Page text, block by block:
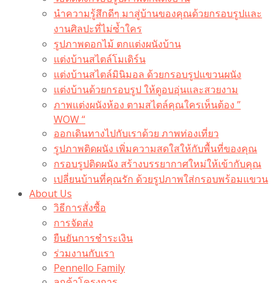
นำความรู้สึกดีๆ มาสู่บ้านของคุณด้วยกรอบรูปและ
งานศิลปะที่ไม่ซ้ำใคร
รูปภาพดอกไม้ ตกแต่งผนังบ้าน
แต่งบ้านสไตล์โมเดิร์น
แต่งบ้านสไตล์มินิมอล ด้วยกรอบรูปแขวนผนัง
แต่งบ้านด้วยกรอบรูป ให้ดูอบอุ่นและสวยงาม
ภาพแต่งผนังห้อง ตามสไตล์คุณใครเห็นต้อง ”
WOW “
ออกเดินทางไปกับเราด้วย ภาพท่องเที่ยว
รูปภาพติดผนัง เพิ่มความสดใสให้กับพื้นที่ของคุณ
กรอบรูปติดผนัง สร้างบรรยากาศใหม่ให้เข้ากับคุณ
เปลี่ยนบ้านที่คุณรัก ด้วยรูปภาพใส่กรอบพร้อมแขวน​
About Us
วิธีการสั่งซื้อ
การจัดส่ง
ยืนยันการชำระเงิน
ร่วมงานกับเรา
Pennello Family